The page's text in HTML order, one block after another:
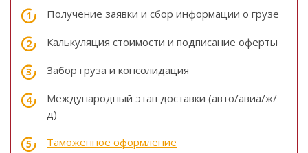
Получение заявки и сбор информации о грузе
Калькуляция стоимости и подписание оферты
Забор груза и консолидация
Международный этап доставки (авто/авиа/ж/
д)
Таможенное оформление